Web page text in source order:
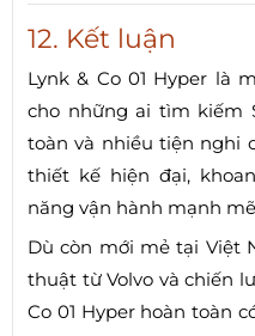
12. Kết luận
Lynk & Co 01 Hyper là
cho những ai tìm kiếm
toàn và nhiều tiện nghi
thiết kế hiện đại,
năng vận hành mạnh
Dù còn mới mẻ tại Việt
thuật từ Volvo và chiến
Co 01 Hyper hoàn toàn